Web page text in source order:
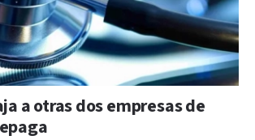
a otras dos empresas de